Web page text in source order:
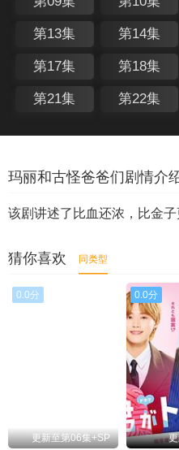
第13集 第14集
第17集 第18集
第21集 第22集
玛丽和古怪爸爸们剧情介
该剧讲述了比血还浓，比金子
猜你喜欢 同类型
0.0分
更新至第06集+SP
0.0分